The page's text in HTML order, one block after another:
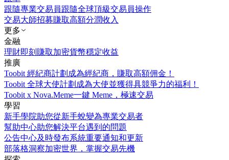
跟隨專業交易員跟隨全球頂級交易員操作
交易大師招募賺取高額分潤收入
更多
金融
理財即刻賺取加密貨幣穩定收益
推廣
Toobit 經紀商計劃 成為經紀商，賺取高額佣金！
Toobit 全球大使計劃 成為大使並獲得具競爭力的福利！
Toobit x Nova.Meme一鍵 Meme，極速交易
學習
新手學院助您從新手蛻變為專業交易者
幫助中心助您解決平台遇到的問題
公告中心及時發布系統重要通知和更新
部落格洞察加密世界，掌握交易先機